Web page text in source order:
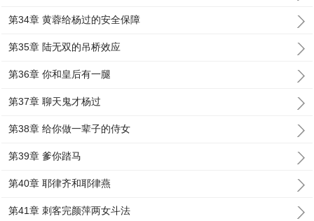
第34章 黄蓉给杨过的安全保障
第35章 陆无双的吊桥效应
第36章 你和皇后有一腿
第37章 聊天鬼才杨过
第38章 给你做一辈子的侍女
第39章 爹你踏马
第40章 耶律齐和耶律燕
第41章 刺客完颜萍两女斗法